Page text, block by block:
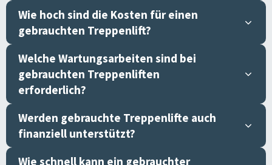
Wie hoch sind die Kosten für einen
gebrauchten Treppenlift?
Welche Wartungsarbeiten sind bei
gebrauchten Treppenliften
erforderlich?
Werden gebrauchte Treppenlifte auch
finanziell unterstützt?
Wie schnell kann ein gebrauchter